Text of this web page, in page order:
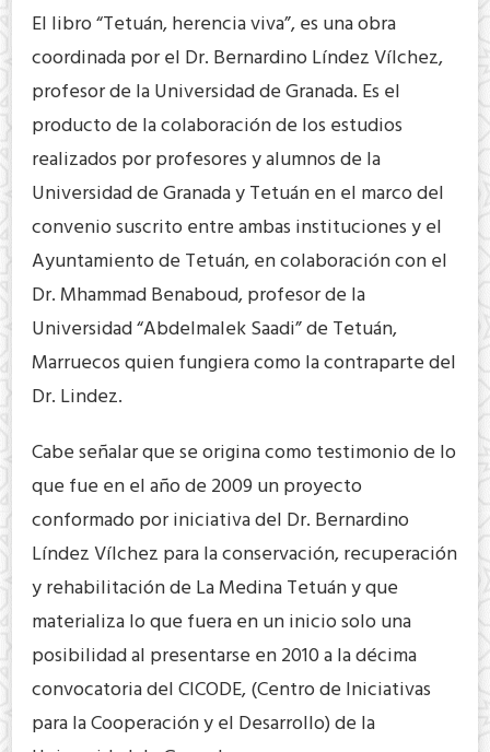
El libro “Tetuán, herencia viva”, es una obra
coordinada por el Dr. Bernardino Líndez Vílchez,
profesor de la Universidad de Granada. Es el
producto de la colaboración de los estudios
realizados por profesores y alumnos de la
Universidad de Granada y Tetuán en el marco del
convenio suscrito entre ambas instituciones y el
Ayuntamiento de Tetuán, en colaboración con el
Dr. Mhammad Benaboud, profesor de la
Universidad “Abdelmalek Saadi” de Tetuán,
Marruecos quien fungiera como la contraparte del
Dr. Lindez.
Cabe señalar que se origina como testimonio de lo
que fue en el año de 2009 un proyecto
conformado por iniciativa del Dr. Bernardino
Líndez Vílchez para la conservación, recuperación
y rehabilitación de La Medina Tetuán y que
materializa lo que fuera en un inicio solo una
posibilidad al presentarse en 2010 a la décima
convocatoria del CICODE, (Centro de Iniciativas
para la Cooperación y el Desarrollo) de la